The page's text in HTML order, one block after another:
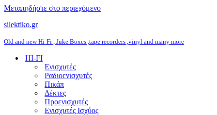
Μεταπηδήστε στο περιεχόμενο
silektiko.gr
Old and new Hi-Fi , Juke Boxes ,tape recorders ,vinyl and many more
HI-FI
Ενισχυτές
Ραδιοενισχυτές
Πικάπ
Δέκτες
Προενισχυτές
Ενισχυτές Ισχύος